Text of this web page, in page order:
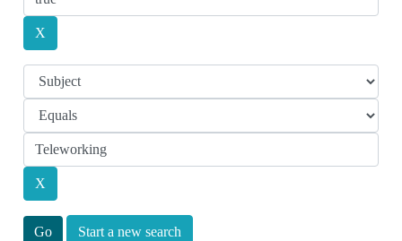
Start a new search